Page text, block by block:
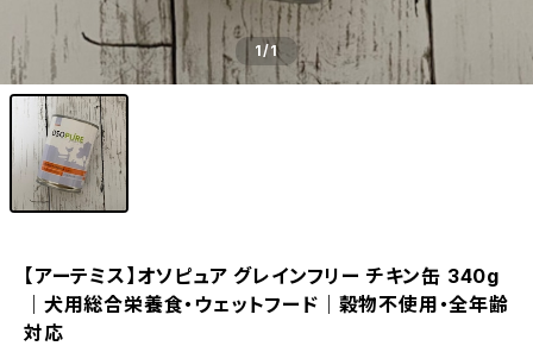
1/1
【アーテミス】オソピュア グレインフリー チキン缶 340g
｜犬用総合栄養食・ウェットフード｜穀物不使用・全年齢
対応